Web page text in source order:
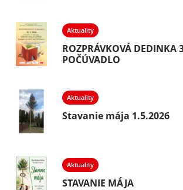
Aktuality
ROZPRÁVKOVÁ DEDINKA
POČÚVADLO
Aktuality
Stavanie mája 1.5.2026
Aktuality
STAVANIE MÁJA